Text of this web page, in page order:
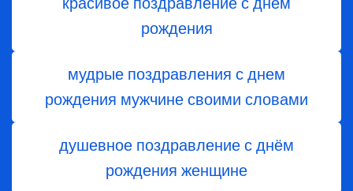
рождения
мудрые поздравления с днем
рождения мужчине своими словами
душевное поздравление с днём
рождения женщине